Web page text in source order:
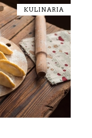
KULINARIA